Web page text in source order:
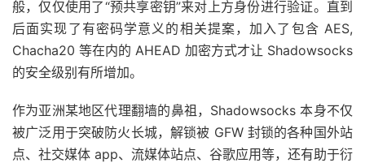
般，仅仅使用了“预共享密钥”来对上方身份进行验证。直到
后面实现了有密码学意义的相关提案，加入了包含 AES,
Chacha20 等在内的 AHEAD 加密方式才让 Shadowsocks
的安全级别有所增加。
作为亚洲某地区代理翻墙的鼻祖，Shadowsocks 本身不仅
被广泛用于突破防火长城，解锁被 GFW 封锁的各种国外站
点、社交媒体 app、流媒体站点、谷歌应用等，还有助于衍